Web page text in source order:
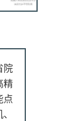
院
精
点